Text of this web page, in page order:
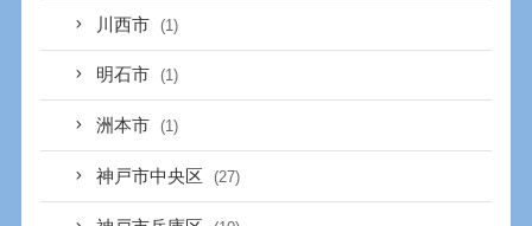
川西市 (1)
明石市 (1)
洲本市 (1)
神戸市中央区 (27)